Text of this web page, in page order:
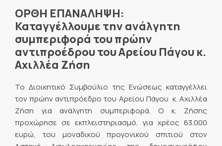
ΟΡΘΗ ΕΠΑΝΑΛΗΨΗ:
Καταγγέλλουμε την ανάλγητη
συμπεριφορά του πρώην
αντιπροέδρου του Αρείου Πάγου κ.
Αχιλλέα Ζήση
Το Διοικητικό Συμβούλιο της Ενώσεως καταγγέλλει
τον πρώην αντιπρόεδρο του Αρείου Πάγου κ. Αχιλλέα
Ζήση για ανάλγητη συμπεριφορά. Ο κ. Ζήσης
προχώρησε σε εκπλειστηριασμό, για χρέος 63.000
ευρώ, του μοναδικού προγονικού σπιτιού στον